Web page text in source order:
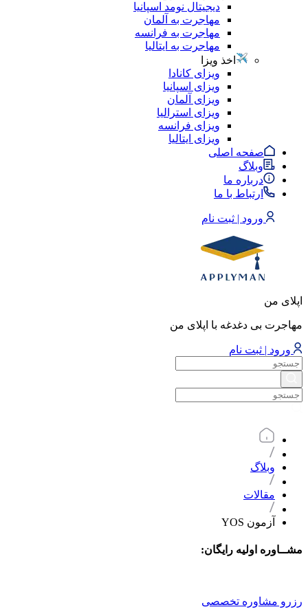
دیجیتال نومد اسپانیا
مهاجرت به آلمان
مهاجرت به فرانسه
مهاجرت به ایتالیا
اخذ ویزا
ویزای کانادا
ویزای اسپانیا
ویزای آلمان
ویزای استرالیا
ویزای فرانسه
ویزای ایتالیا
صفحه اصلی
وبلاگ
درباره ما
ارتباط با ما
ورود | ثبت نام
اپلای من
مهاجرت بی دغدغه با اپلای من
ورود | ثبت نام
وبلاگ
مقالات
آزمون YOS
مشــاوره اولیه رایگان:
رزرو مشاوره تخصصی